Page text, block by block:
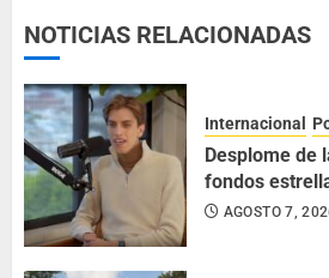
NOTICIAS RELACIONADAS
Internacional
Desplome de
fondos
AGOSTO 7,